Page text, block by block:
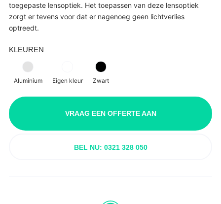
toegepaste lensoptiek. Het toepassen van deze lensoptiek
zorgt er tevens voor dat er nagenoeg geen lichtverlies
optreedt.
KLEUREN
Aluminium Eigen kleur Zwart
VRAAG EEN OFFERTE AAN
BEL NU: 0321 328 050